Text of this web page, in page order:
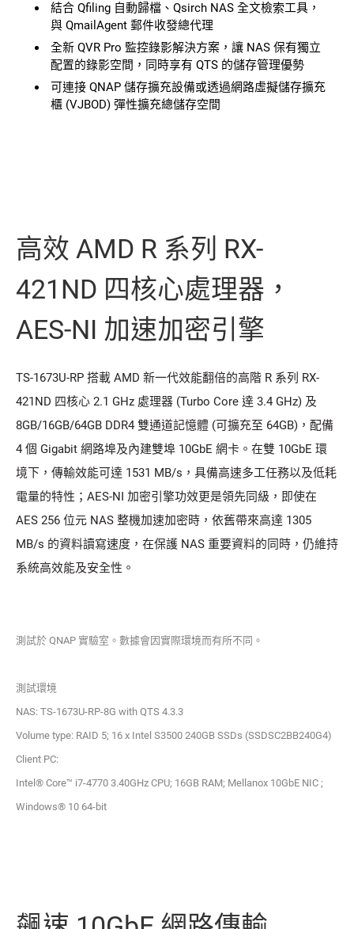
結合 Qfiling 自動歸檔、Qsirch NAS 全文檢索工具，
與 QmailAgent 郵件收發總代理
全新 QVR Pro 監控錄影解決方案，讓 NAS 保有獨立
配置的錄影空間，同時享有 QTS 的儲存管理優勢
可連接 QNAP 儲存擴充設備或透過網路虛擬儲存擴充
櫃 (VJBOD) 彈性擴充總儲存空間
高效 AMD R 系列 RX-
421ND 四核心處理器，
AES-NI 加速加密引擎
TS-1673U-RP 搭載 AMD 新一代效能翻倍的高階 R 系列 RX-
421ND 四核心 2.1 GHz 處理器 (Turbo Core 達 3.4 GHz) 及
8GB/16GB/64GB DDR4 雙通道記憶體 (可擴充至 64GB)，配備
4 個 Gigabit 網路埠及內建雙埠 10GbE 網卡。在雙 10GbE 環
境下，傳輸效能可達 1531 MB/s，具備高速多工任務以及低耗
電量的特性；AES-NI 加密引擎功效更是領先同級，即使在
AES 256 位元 NAS 整機加速加密時，依舊帶來高達 1305
MB/s 的資料讀寫速度，在保護 NAS 重要資料的同時，仍維持
系統高效能及安全性。
測試於 QNAP 實驗室。數據會因實際環境而有所不同。
測試環境
NAS: TS-1673U-RP-8G with QTS 4.3.3
Volume type: RAID 5; 16 x Intel S3500 240GB SSDs (SSDSC2BB240G4)
Client PC:
Intel® Core™ i7-4770 3.40GHz CPU; 16GB RAM; Mellanox 10GbE NIC ;
Windows® 10 64-bit